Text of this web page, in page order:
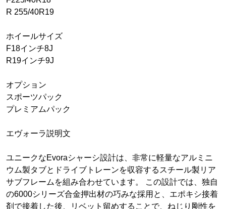
R 255/40R19
ホイールサイズ
F18インチ8J
R19インチ9J
オプション
スポーツパック
プレミアムパック
エヴォーラ説明文
ユニークなEvoraシャーシ設計は、非常に軽量なアルミニ
ウム製タブとドライブトレーンを収容するスチール製リア
サブフレームを組み合わせています。 この設計では、独自
の6000シリーズ合金押出材の巧みな採用と、エポキシ接着
剤で接着した後、リベット留めすることで、ねじり剛性を